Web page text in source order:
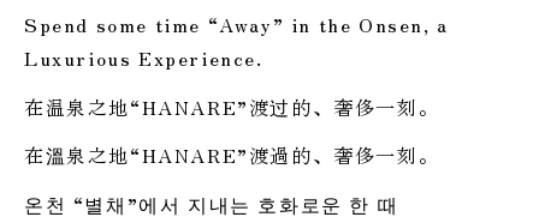
Spend some time “Away” in the Onsen, a
Luxurious Experience.
在温泉之地“HANARE”渡过的、奢侈一刻。
在溫泉之地“HANARE”渡過的、奢侈一刻。
온천 “별채”에서 지내는 호화로운 한 때